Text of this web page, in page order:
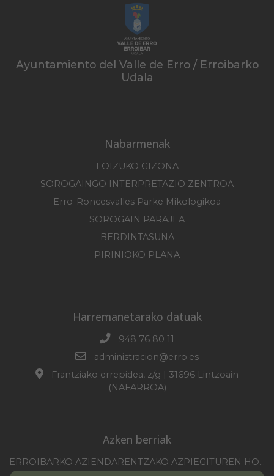
Ayuntamiento del Valle de Erro / Erroibarko
Udala
Nabarmenak
LOIZUKO GIZONA
SOROGAINGO INTERPRETAZIO ZENTROA
Erro-Roncesvalles Parke Mikologikoa
SOROGAIN PARAJEA
BERDINTASUNA
PIRINIOKO PLANA
Harremanetarako datuak
948 76 80 11
administracion@erro.es
Frantziako errepidea, z/g | 31696 Lintzoain
(NAFARROA)
Azken berriak
ERROIBARKO AZIENDARENTZAKO AZPIEGITUREN HOBEKUNTZA 2025-2026 KANPAINA